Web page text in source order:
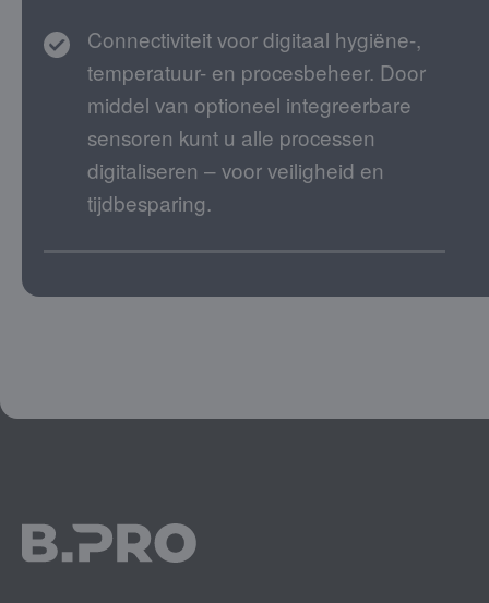
Connectiviteit voor digitaal hygiëne-,
temperatuur- en procesbeheer. Door
middel van optioneel integreerbare
sensoren kunt u alle processen
digitaliseren – voor veiligheid en
tijdbesparing.